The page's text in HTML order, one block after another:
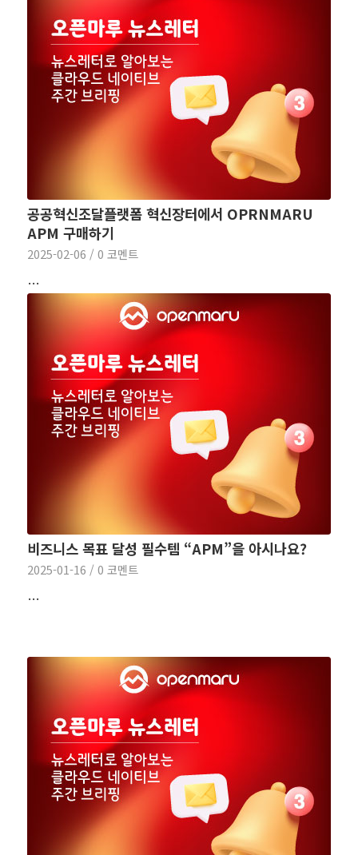
공공혁신조달플랫폼 혁신장터에서 OPRNMARU
APM 구매하기
2025-02-06 / 0 코멘트
…
비즈니스 목표 달성 필수템 “APM”을 아시나요?
2025-01-16 / 0 코멘트
…